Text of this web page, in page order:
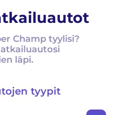
Champ tyylisi?
läpi.
tyypit